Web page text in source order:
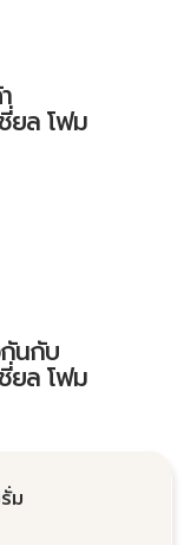
ยล โฟม
นกับ
ยล โฟม
ม